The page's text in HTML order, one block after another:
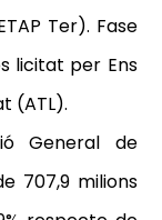
Ter). Fase
licitat per Ens
(ATL).
General de
707,9 milions